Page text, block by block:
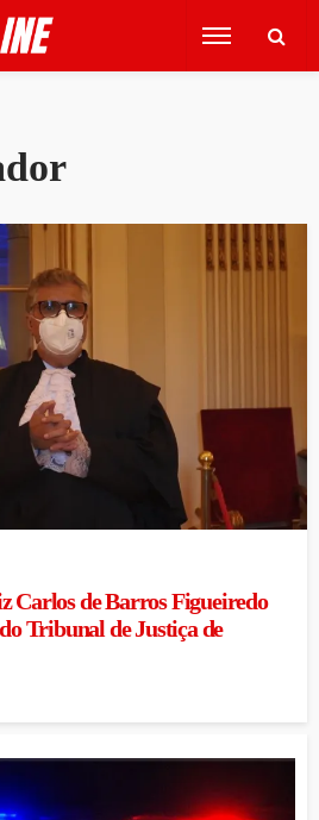
Carlos de Barros Figueiredo
Tribunal de Justiça de